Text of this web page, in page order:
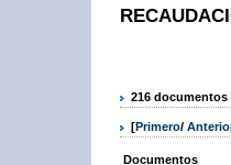
216
[Primero/
Documentos